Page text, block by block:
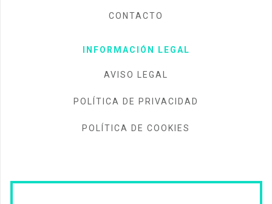
CONTACTO
INFORMACIÓN LEGAL
AVISO LEGAL
POLÍTICA DE PRIVACIDAD
POLÍTICA DE COOKIES